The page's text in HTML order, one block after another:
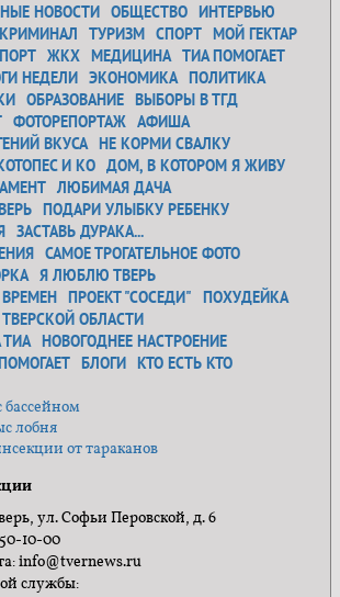
НОВОСТИ ОБЩЕСТВО ИНТЕРВЬЮ
КРИМИНАЛ ТУРИЗМ СПОРТ МОЙ ГЕКТАР
ЖКХ МЕДИЦИНА ТИА ПОМОГАЕТ
НЕДЕЛИ ЭКОНОМИКА ПОЛИТИКА
ОБРАЗОВАНИЕ ВЫБОРЫ В ТГД
ФОТОРЕПОРТАЖ АФИША
ВКУСА НЕ КОРМИ СВАЛКУ
И КО ДОМ, В КОТОРОМ Я ЖИВУ
ЛЮБИМАЯ ДАЧА
ПОДАРИ УЛЫБКУ РЕБЕНКУ
ЗАСТАВЬ ДУРАКА...
САМОЕ ТРОГАТЕЛЬНОЕ ФОТО
Я ЛЮБЛЮ ТВЕРЬ
ПРОЕКТ "СОСЕДИ"
ПОХУДЕЙКА
ОБЛАСТИ
НОВОГОДНЕЕ НАСТРОЕНИЕ
БЛОГИ КТО ЕСТЬ КТО
лобня
от тараканов
ул. Софьи Перовской, д. 6
10-00
info@tvernews.ru
службы: